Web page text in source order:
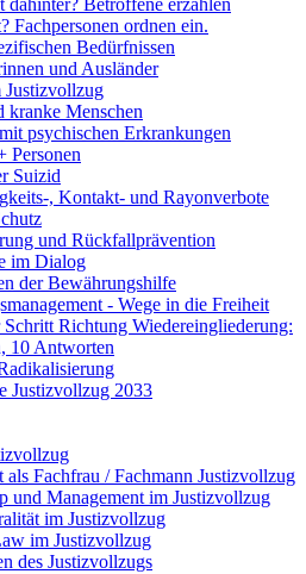
dahinter? Betroffene erzählen
Fachpersonen ordnen ein.
Bedürfnissen
und Ausländer
Justizvollzug
kranke Menschen
psychischen Erkrankungen
Suizid
, Kontakt- und Rayonverbote
und Rückfallprävention
im Dialog
der Bewährungshilfe
- Wege in die Freiheit
Richtung Wiedereingliederung:
10 Antworten
Justizvollzug 2033
Fachfrau / Fachmann Justizvollzug
und Management im Justizvollzug
im Justizvollzug
im Justizvollzug
des Justizvollzugs